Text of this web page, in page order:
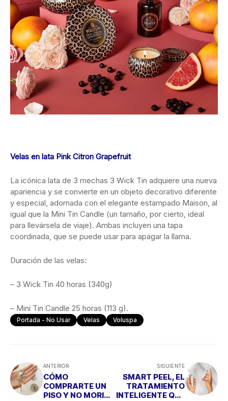
Velas en lata Pink Citron Grapefruit
La icónica lata de 3 mechas 3 Wick Tin adquiere una nueva
apariencia y se convierte en un objeto decorativo diferente
y especial, adornada con el elegante estampado Maison, al
igual que la Mini Tin Candle (un tamaño, por cierto, ideal
para llevársela de viaje). Ambas incluyen una tapa
coordinada, que se puede usar para apagar la llama.
Duración de las velas:
– 3 Wick Tin 40 horas (340g)
– Mini Tin Candle 25 horas (113 g).
Portada - No Usar Velas Voluspa
ANTERIOR
CÓMO
COMPRARTE UN
PISO Y NO MORIR
SIGUIENTE
SMART PEEL, EL
TRATAMIENTO
INTELIGENTE QUE